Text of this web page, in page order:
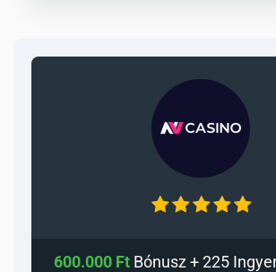
600.000 FtBónusz + 225